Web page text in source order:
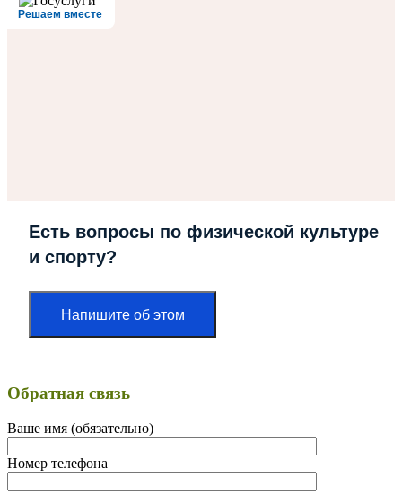
Решаем вместе
Есть вопросы по физической культуре
и спорту?
Напишите об этом
Обратная связь
Ваше имя (обязательно)
Номер телефона